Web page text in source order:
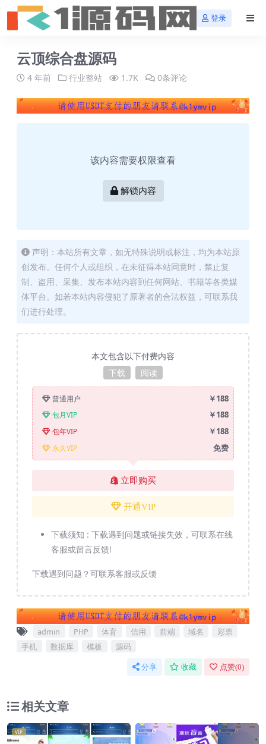
登录
云顶综合盘源码
4 年前 行业整站 1.7K 0条评论
该内容需要权限查看
解锁内容
声明：本站所有文章，如无特殊说明或标注，均为本站原
创发布。任何个人或组织，在未征得本站同意时，禁止复
制、盗用、采集、发布本站内容到任何网站、书籍等各类媒
体平台。如若本站内容侵犯了原著者的合法权益，可联系我
们进行处理。
本文包含以下付费内容
下载
阅读
普通用户 ￥188
包月VIP ￥188
包年VIP ￥188
永久VIP 免费
立即购买
开通VIP
下载须知 : 下载遇到问题或链接失效，可联系在线
客服或留言反馈!
下载遇到问题？可联系客服或反馈
admin PHP 体育 信用 前端 域名
彩票
手机
数据库 模板 源码
分享 收藏 点赞(0)
相关文章
VIP